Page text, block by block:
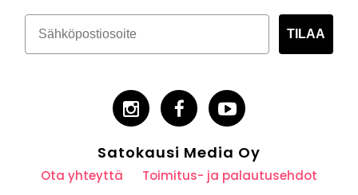
TILAA
Satokausi Media Oy
Ota yhteyttä Toimitus- ja palautusehdot